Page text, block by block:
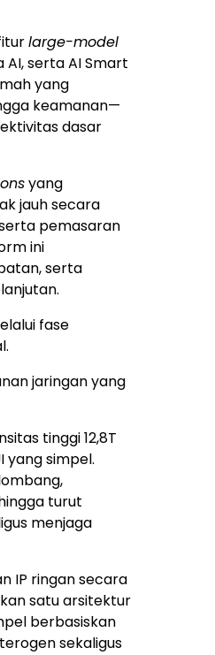
large-model
serta AI Smart
yang
keamanan—
dasar
yang
jauh secara
pemasaran
ini
serta
fase
jaringan yang
tinggi 12,8T
yang simpel.
turut
menjaga
IP ringan secara
satu arsitektur
berbasiskan
sekaligus